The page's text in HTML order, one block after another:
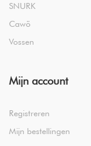
SNURK
Cawö
Vossen
Mijn account
Registreren
Mijn bestellingen